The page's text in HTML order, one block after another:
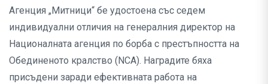
Агенция „Митници“ бе удостоена със седем
индивидуални отличия на генералния директор на
Националната агенция по борба с престъпността на
Обединеното кралство (NCA). Наградите бяха
присъдени заради ефективната работа на